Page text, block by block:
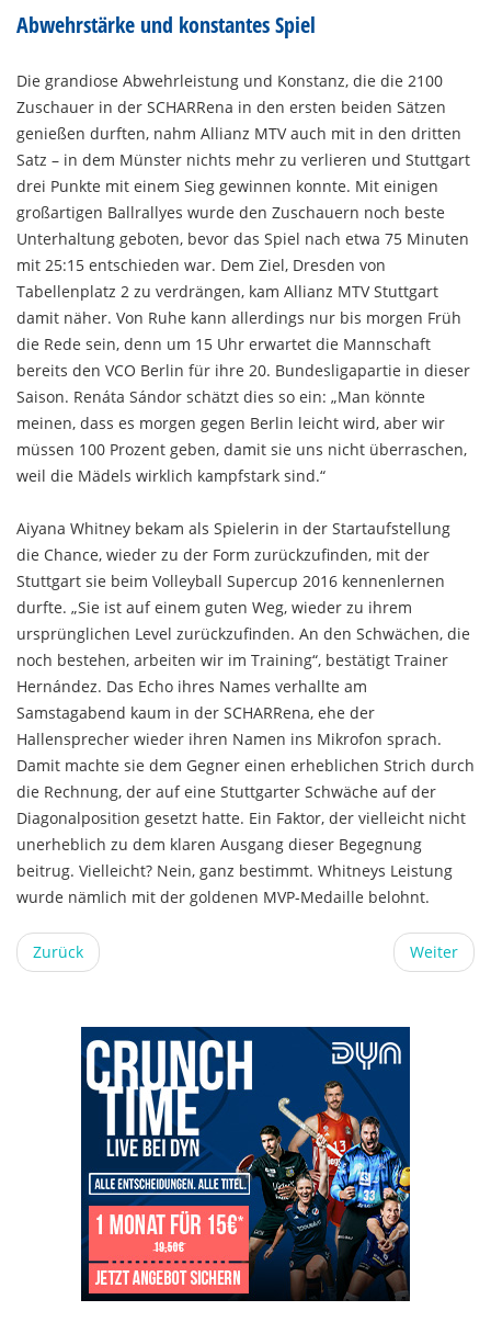
Abwehrstärke und konstantes Spiel
Die grandiose Abwehrleistung und Konstanz, die die 2100
Zuschauer in der SCHARRena in den ersten beiden Sätzen
genießen durften, nahm Allianz MTV auch mit in den dritten
Satz – in dem Münster nichts mehr zu verlieren und Stuttgart
drei Punkte mit einem Sieg gewinnen konnte. Mit einigen
großartigen Ballrallyes wurde den Zuschauern noch beste
Unterhaltung geboten, bevor das Spiel nach etwa 75 Minuten
mit 25:15 entschieden war. Dem Ziel, Dresden von
Tabellenplatz 2 zu verdrängen, kam Allianz MTV Stuttgart
damit näher. Von Ruhe kann allerdings nur bis morgen Früh
die Rede sein, denn um 15 Uhr erwartet die Mannschaft
bereits den VCO Berlin für ihre 20. Bundesligapartie in dieser
Saison. Renáta Sándor schätzt dies so ein: „Man könnte
meinen, dass es morgen gegen Berlin leicht wird, aber wir
müssen 100 Prozent geben, damit sie uns nicht überraschen,
weil die Mädels wirklich kampfstark sind.“
Aiyana Whitney bekam als Spielerin in der Startaufstellung
die Chance, wieder zu der Form zurückzufinden, mit der
Stuttgart sie beim Volleyball Supercup 2016 kennenlernen
durfte. „Sie ist auf einem guten Weg, wieder zu ihrem
ursprünglichen Level zurückzufinden. An den Schwächen, die
noch bestehen, arbeiten wir im Training“, bestätigt Trainer
Hernández. Das Echo ihres Names verhallte am
Samstagabend kaum in der SCHARRena, ehe der
Hallensprecher wieder ihren Namen ins Mikrofon sprach.
Damit machte sie dem Gegner einen erheblichen Strich durch
die Rechnung, der auf eine Stuttgarter Schwäche auf der
Diagonalposition gesetzt hatte. Ein Faktor, der vielleicht nicht
unerheblich zu dem klaren Ausgang dieser Begegnung
beitrug. Vielleicht? Nein, ganz bestimmt. Whitneys Leistung
wurde nämlich mit der goldenen MVP-Medaille belohnt.
Zurück Weiter